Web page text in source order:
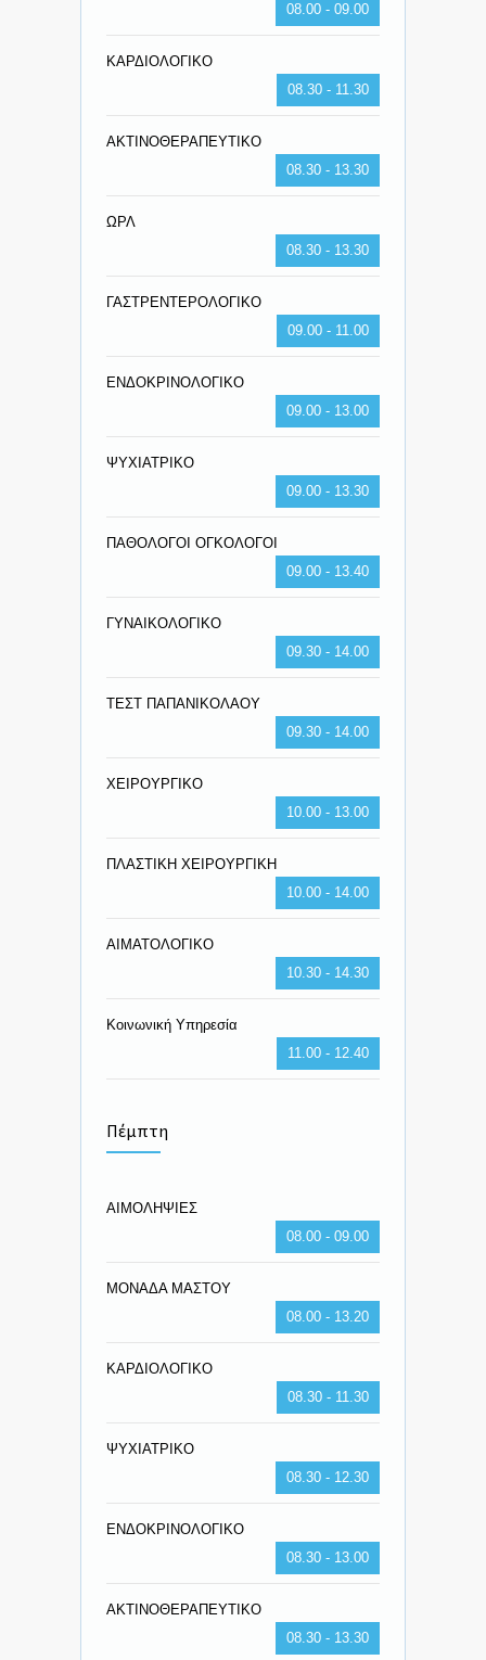
08.00 - 09.00
ΚΑΡΔΙΟΛΟΓΙΚΟ
08.30 - 11.30
ΑΚΤΙΝΟΘΕΡΑΠΕΥΤΙΚΟ
08.30 - 13.30
ΩΡΛ
08.30 - 13.30
ΓΑΣΤΡΕΝΤΕΡΟΛΟΓΙΚΟ
09.00 - 11.00
ΕΝΔΟΚΡΙΝΟΛΟΓΙΚΟ
09.00 - 13.00
ΨΥΧΙΑΤΡΙΚΟ
09.00 - 13.30
ΠΑΘΟΛΟΓΟΙ ΟΓΚΟΛΟΓΟΙ
09.00 - 13.40
ΓΥΝΑΙΚΟΛΟΓΙΚΟ
09.30 - 14.00
ΤΕΣΤ ΠΑΠΑΝΙΚΟΛΑΟΥ
09.30 - 14.00
ΧΕΙΡΟΥΡΓΙΚΟ
10.00 - 13.00
ΠΛΑΣΤΙΚΗ ΧΕΙΡΟΥΡΓΙΚΗ
10.00 - 14.00
ΑΙΜΑΤΟΛΟΓΙΚΟ
10.30 - 14.30
Κοινωνική Υπηρεσία
11.00 - 12.40
Πέμπτη
ΑΙΜΟΛΗΨΙΕΣ
08.00 - 09.00
ΜΟΝΑΔΑ ΜΑΣΤΟΥ
08.00 - 13.20
ΚΑΡΔΙΟΛΟΓΙΚΟ
08.30 - 11.30
ΨΥΧΙΑΤΡΙΚΟ
08.30 - 12.30
ΕΝΔΟΚΡΙΝΟΛΟΓΙΚΟ
08.30 - 13.00
ΑΚΤΙΝΟΘΕΡΑΠΕΥΤΙΚΟ
08.30 - 13.30